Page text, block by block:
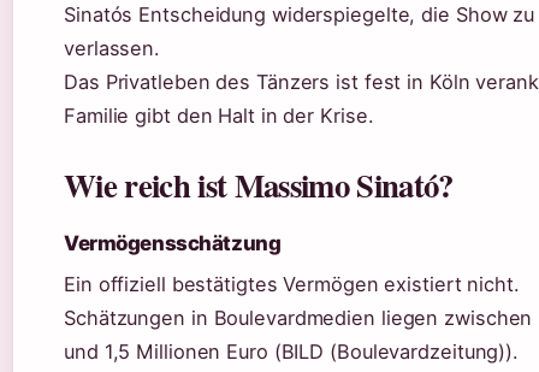
Sinatós Entscheidung widerspiegelte, die Show zu
verlassen.
Das Privatleben des Tänzers ist fest in Köln
Familie gibt den Halt in der Krise.
Wie reich ist Massimo Sinató?
Vermögensschätzung
Ein offiziell bestätigtes Vermögen existiert nicht.
Schätzungen in Boulevardmedien liegen
und 1,5 Millionen Euro (BILD (Boulevardzeitung)).